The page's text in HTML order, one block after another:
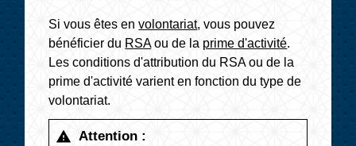
Si vous êtes envolontariat, vous pouvez
bénéficier du RSAou de la prime d'activité.
Les conditions d'attribution du RSA ou de la
prime d'activité varient en fonction du type de
volontariat.
warning Attention :